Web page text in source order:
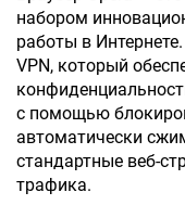
набором
работы в
VPN, который
с помощью
автоматически
стандартные веб-
трафика.